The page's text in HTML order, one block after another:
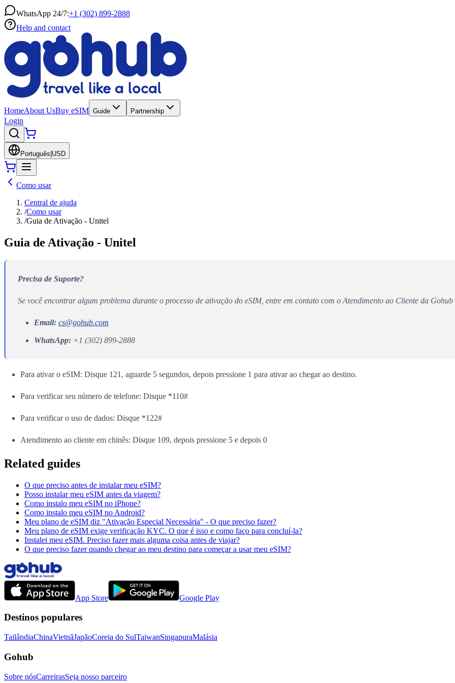
WhatsApp 24/7:+1 (302) 899-2888
Help and contact
HomeAbout UsBuy eSIM Guide Partnership
Login
Português USD
Como usar
Central de ajuda
/Como usar
/Guia de Ativação - Unitel
Guia de Ativação - Unitel
Precisa de Suporte?
Se você encontrar algum problema durante o processo de ativação do eSIM, entre em contato com o Atendimento ao Cliente da
Email: cs@gohub.com
WhatsApp: +1 (302) 899-2888
Para ativar o eSIM: Disque 121, aguarde 5 segundos, depois pressione 1 para ativar ao chegar ao destino.
Para verificar seu número de telefone: Disque *110#
Para verificar o uso de dados: Disque *122#
Atendimento ao cliente em chinês: Disque 109, depois pressione 5 e depois 0
Related guides
O que preciso antes de instalar meu eSIM?
Posso instalar meu eSIM antes da viagem?
Como instalo meu eSIM no iPhone?
Como instalo meu eSIM no Android?
Meu plano de eSIM diz "Ativação Especial Necessária" - O que preciso fazer?
Meu plano de eSIM exige verificação KYC. O que é isso e como faço para concluí-la?
Instalei meu eSIM. Preciso fazer mais alguma coisa antes de viajar?
O que preciso fazer quando chegar ao meu destino para começar a usar meu eSIM?
App Store Google Play
Destinos populares
TailândiaChinaVietnãJapãoCoreia do SulTaiwanSingapuraMalásia
Gohub
Sobre nósCarreirasSeja nosso parceiro